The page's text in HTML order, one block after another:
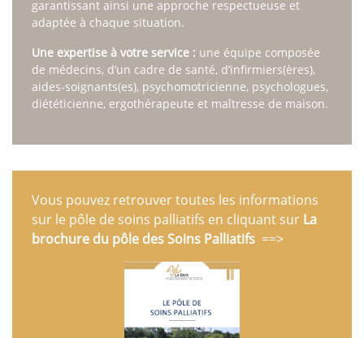
garantissant ainsi une approche respectueuse et
adaptée à chaque situation.
Une expertise à votre service : une équipe composée
de médecins, d’un cadre de santé, d’infirmiers(ères),
aides-soignants(es), psychomotricienne, psychologues,
diététicienne, ergothérapeute et maîtresse de maison.
Vous pouvez retrouver toutes les informations
sur le pôle de soins palliatifs en cliquant sur La
brochure du pôle des Soins Palliatifs ==>